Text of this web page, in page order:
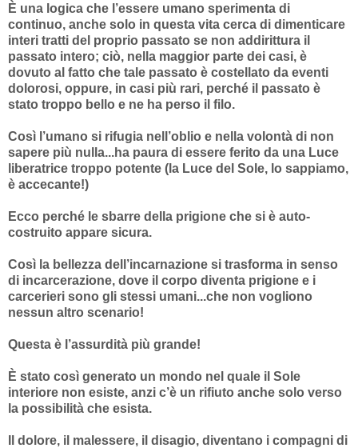
È una logica che l’essere umano sperimenta di
continuo, anche solo in questa vita cerca di dimenticare
interi tratti del proprio passato se non addirittura il
passato intero; ciò, nella maggior parte dei casi, è
dovuto al fatto che tale passato è costellato da eventi
dolorosi, oppure, in casi più rari, perché il passato è
stato troppo bello e ne ha perso il filo.
Così l’umano si rifugia nell’oblio e nella volontà di non
sapere più nulla...ha paura di essere ferito da una Luce
liberatrice troppo potente (la Luce del Sole, lo sappiamo,
è accecante!)
Ecco perché le sbarre della prigione che si è auto-
costruito appare sicura.
Così la bellezza dell’incarnazione si trasforma in senso
di incarcerazione, dove il corpo diventa prigione e i
carcerieri sono gli stessi umani...che non vogliono
nessun altro scenario!
Questa è l’assurdità più grande!
È stato così generato un mondo nel quale il Sole
interiore non esiste, anzi c’è un rifiuto anche solo verso
la possibilità che esista.
Il dolore, il malessere, il disagio, diventano i compagni di